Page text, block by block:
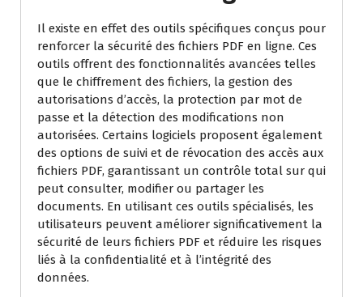
Il existe en effet des outils spécifiques conçus pour
renforcer la sécurité des fichiers PDF en ligne. Ces
outils offrent des fonctionnalités avancées telles
que le chiffrement des fichiers, la gestion des
autorisations d’accès, la protection par mot de
passe et la détection des modifications non
autorisées. Certains logiciels proposent également
des options de suivi et de révocation des accès aux
fichiers PDF, garantissant un contrôle total sur qui
peut consulter, modifier ou partager les
documents. En utilisant ces outils spécialisés, les
utilisateurs peuvent améliorer significativement la
sécurité de leurs fichiers PDF et réduire les risques
liés à la confidentialité et à l’intégrité des
données.